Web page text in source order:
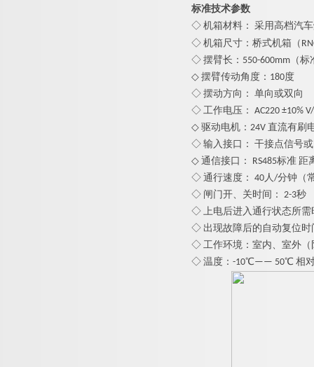
标准技术参数
◇ 机箱材料： 采用高档汽
◇ 机箱尺寸：桥式机箱（
◇ 摆臂长： 550-600mm（标
◇ 摆臂传动角度：180度
◇ 摆动方向： 单向或双向
◇ 工作电压： AC220 ±10% V/
◇ 驱动电机：24V 直流有刷
◇ 输入接口： 干接点信号或
◇ 通信接口： RS485标准 距
◇ 通行速度： 40人/分钟（
◇ 闸门开、关时间： 2-3秒
◇ 上电后进入通行状态所需
◇ 出现故障后的自动复位时
◇ 工作环境：室内、室外（
◇ 温度：-10℃—— 50℃ 相对